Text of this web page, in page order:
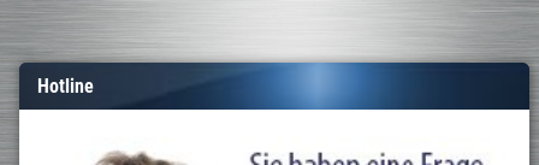
Hotline